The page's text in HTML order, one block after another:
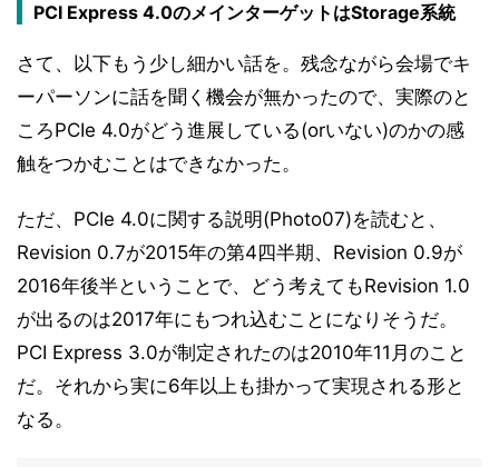
PCI Express 4.0のメインターゲットはStorage系統
さて、以下もう少し細かい話を。残念ながら会場でキ
ーパーソンに話を聞く機会が無かったので、実際のと
ころPCIe 4.0がどう進展している(orいない)のかの感
触をつかむことはできなかった。
ただ、PCIe 4.0に関する説明(Photo07)を読むと、
Revision 0.7が2015年の第4四半期、Revision 0.9が
2016年後半ということで、どう考えてもRevision 1.0
が出るのは2017年にもつれ込むことになりそうだ。
PCI Express 3.0が制定されたのは2010年11月のこと
だ。それから実に6年以上も掛かって実現される形と
なる。